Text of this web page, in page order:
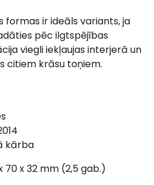
formas ir ideāls variants, ja
pēc ilgtspējības
viegli iekļaujas interjerā un
citiem krāsu toņiem.
kārba
70 x 32 mm (2,5 gab.)